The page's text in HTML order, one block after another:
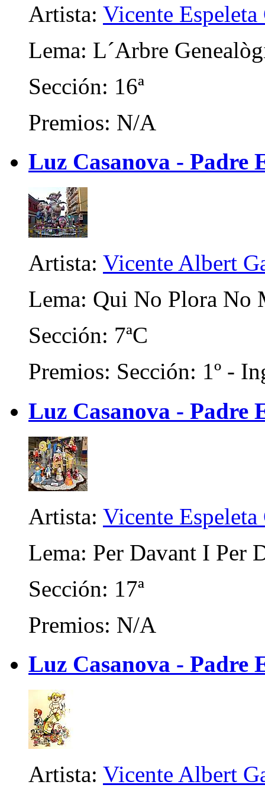
Artista: Vicente Espeleta
Lema: L´Arbre
Sección: 16ª
Premios: N/A
Luz Casanova - Padre
Artista: Vicente Albert
Lema: Qui No Plora No
Sección: 7ªC
Premios: Sección: 1º -
Luz Casanova - Padre
Artista: Vicente Espeleta
Lema: Per Davant I Per
Sección: 17ª
Premios: N/A
Luz Casanova - Padre
Artista: Vicente Albert